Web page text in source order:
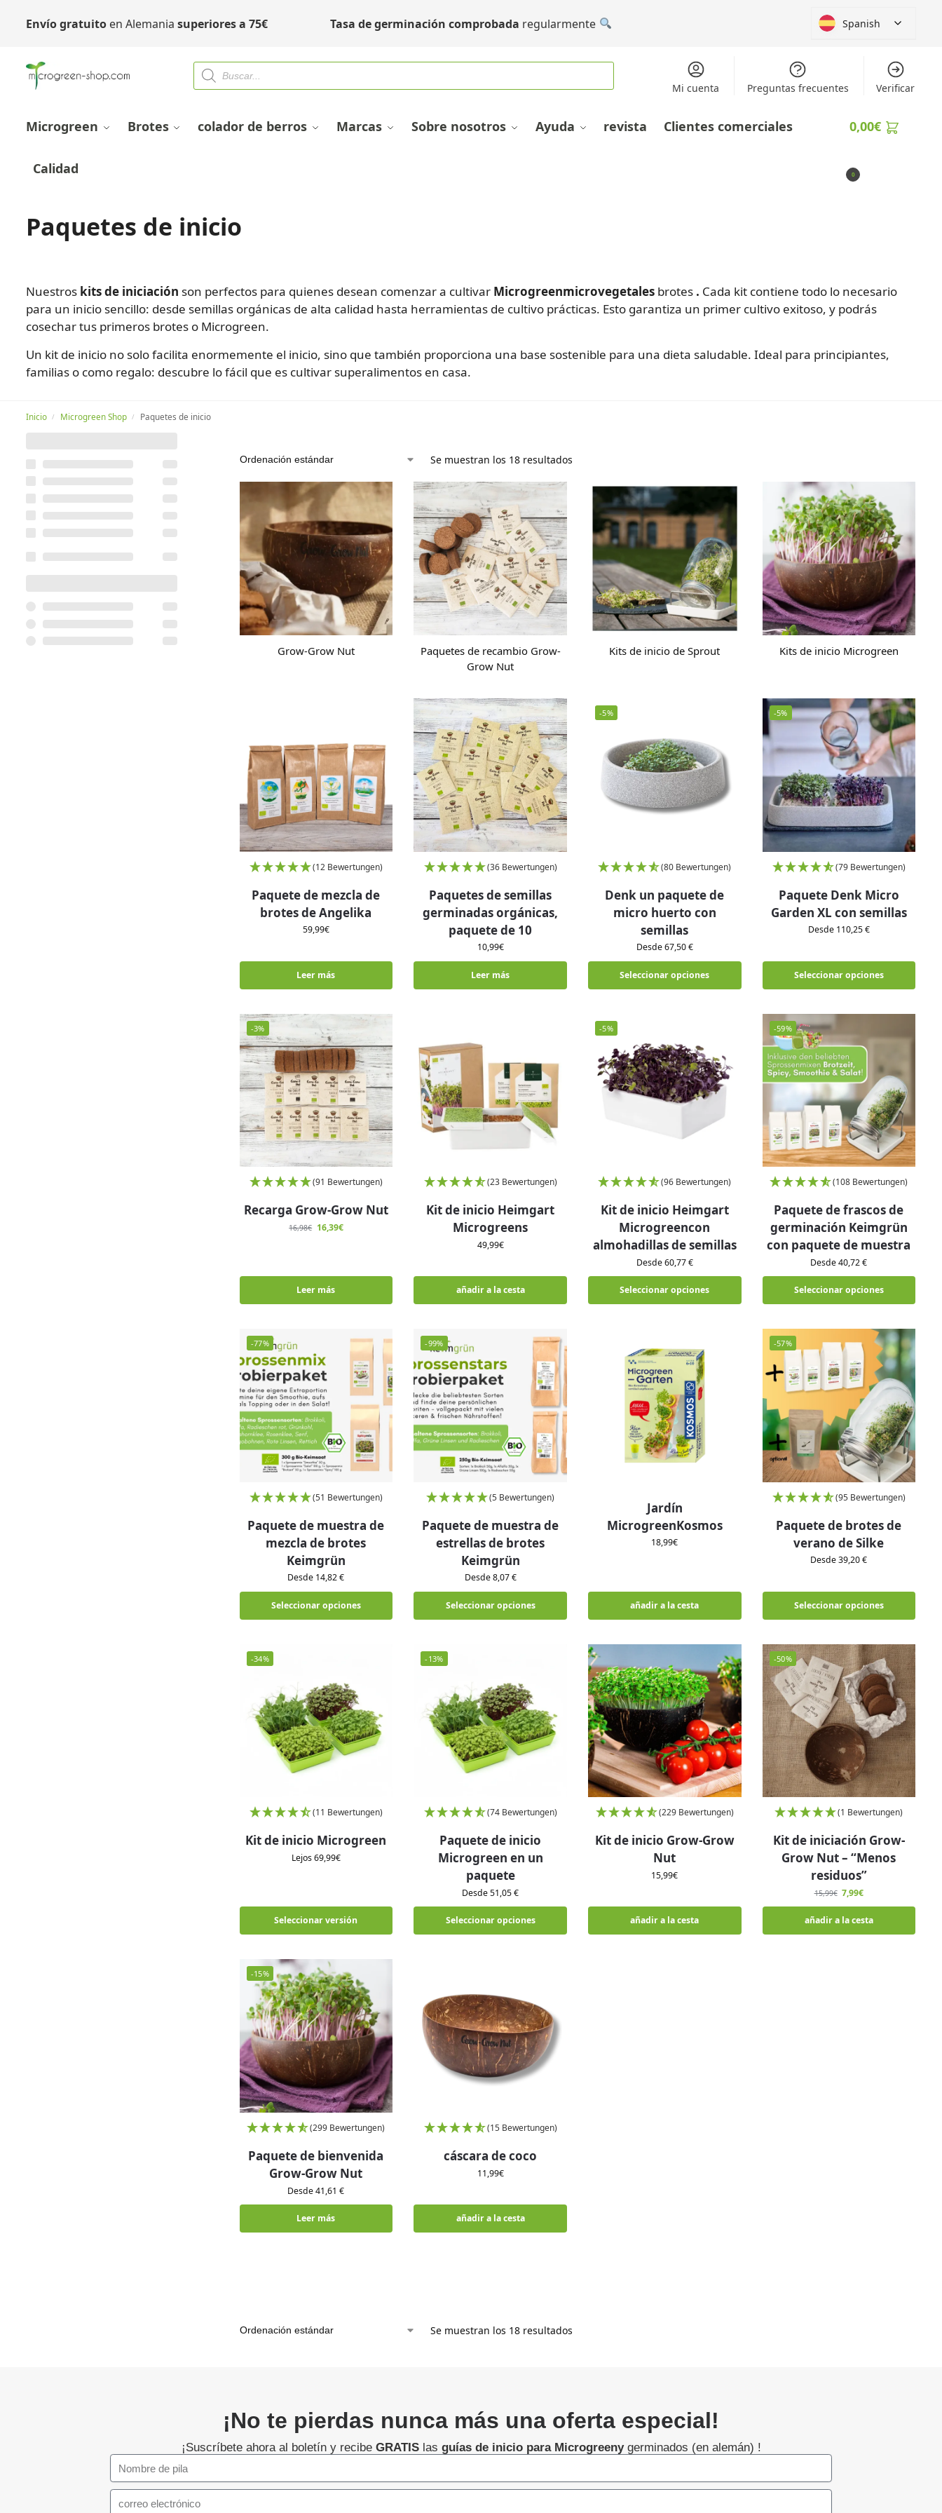
Envío gratuitoen Alemania superiores a 75€ Tasa de germinación comprobada regularmente Spanish
Mi cuenta Preguntas frecuentes Verificar
Microgreen Brotes colador de berros Marcas Sobre nosotros Ayuda revista Clientes comerciales
Calidad
0,00€
0
Paquetes de inicio
Nuestros kits de iniciación son perfectos para quienes desean comenzar a cultivar Microgreenmicrovegetalesbrotes . Cada kit contiene todo lo necesario
para un inicio sencillo: desde semillas orgánicas de alta calidad hasta herramientas de cultivo prácticas. Esto garantiza un primer cultivo exitoso, y podrás
cosechar tus primeros brotes o Microgreen.
Un kit de inicio no solo facilita enormemente el inicio, sino que también proporciona una base sostenible para una dieta saludable. Ideal para principiantes,
familias o como regalo: descubre lo fácil que es cultivar superalimentos en casa.
Inicio / Microgreen Shop / Paquetes de inicio
Se muestran los 18 resultados
Grow-Grow Nut
Paquetes de recambio Grow-
Grow Nut
Kits de inicio de Sprout Kits de inicio Microgreen
(12 Bewertungen)
Paquete de mezcla de
brotes de Angelika
59,99€
Leer más
(36 Bewertungen)
Paquetes de semillas
germinadas orgánicas,
paquete de 10
10,99€
Leer más
-5%
(80 Bewertungen)
Denk un paquete de
micro huerto con
semillas
Desde 67,50 €
Seleccionar opciones
-5%
(79 Bewertungen)
Paquete Denk Micro
Garden XL con semillas
Desde 110,25 €
Seleccionar opciones
-3%
(91 Bewertungen)
Recarga Grow-Grow Nut
16,98€ 16,39€
Leer más
(23 Bewertungen)
Kit de inicio Heimgart
Microgreens
49,99€
añadir a la cesta
-5%
(96 Bewertungen)
Kit de inicio Heimgart
Microgreencon
almohadillas de semillas
Desde 60,77 €
Seleccionar opciones
-59%
(108 Bewertungen)
Paquete de frascos de
germinación Keimgrün
con paquete de muestra
Desde 40,72 €
Seleccionar opciones
-77%
(51 Bewertungen)
Paquete de muestra de
mezcla de brotes
Keimgrün
Desde 14,82 €
Seleccionar opciones
-99%
(5 Bewertungen)
Paquete de muestra de
estrellas de brotes
Keimgrün
Desde 8,07 €
Seleccionar opciones
Jardín
MicrogreenKosmos
18,99€
añadir a la cesta
-57%
(95 Bewertungen)
Paquete de brotes de
verano de Silke
Desde 39,20 €
Seleccionar opciones
-34%
(11 Bewertungen)
Kit de inicio Microgreen
Lejos69,99€
Seleccionar versión
-13%
(74 Bewertungen)
Paquete de inicio
Microgreen en un
paquete
Desde 51,05 €
Seleccionar opciones
(229 Bewertungen)
Kit de inicio Grow-Grow
Nut
15,99€
añadir a la cesta
-50%
(1 Bewertungen)
Kit de iniciación Grow-
Grow Nut – “Menos
residuos”
15,99€ 7,99€
añadir a la cesta
-15%
(299 Bewertungen)
Paquete de bienvenida
Grow-Grow Nut
Desde 41,61 €
Leer más
(15 Bewertungen)
cáscara de coco
11,99€
añadir a la cesta
Se muestran los 18 resultados
¡No te pierdas nunca más una oferta especial!
¡Suscríbete ahora al boletín y recibe GRATISlas guías de inicio para Microgreenygerminados (en alemán) !